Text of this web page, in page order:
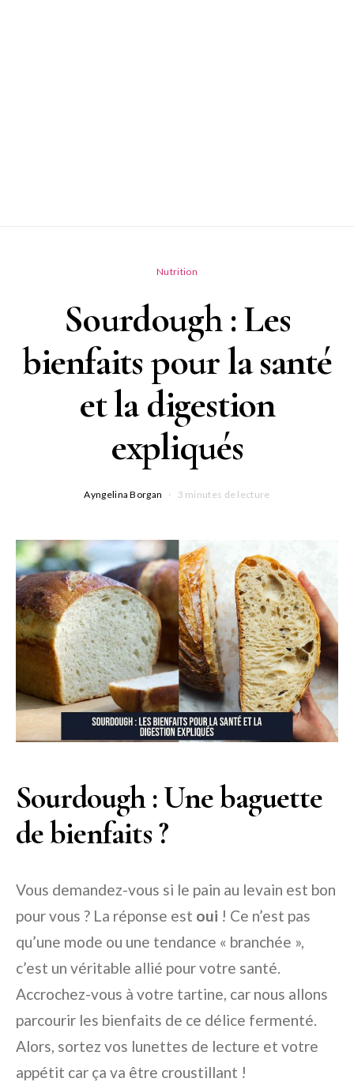
Nutrition
Sourdough : Les
bienfaits pour la santé
et la digestion
expliqués
Ayngelina Borgan 3 minutes de lecture
Sourdough : Une baguette
de bienfaits ?
Vous demandez-vous si le pain au levain est bon
pour vous ? La réponse est oui ! Ce n’est pas
qu’une mode ou une tendance « branchée »,
c’est un véritable allié pour votre santé.
Accrochez-vous à votre tartine, car nous allons
parcourir les bienfaits de ce délice fermenté.
Alors, sortez vos lunettes de lecture et votre
appétit car ça va être croustillant !